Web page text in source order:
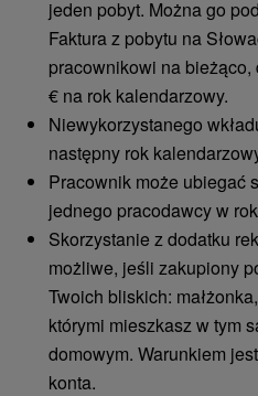
jeden pobyt. Można go
Faktura z pobytu na
pracownikowi na
€ na rok kalendarzowy.
Niewykorzystanego
następny rok
Pracownik może ubiegać
jednego pracodawcy w
Skorzystanie z dodatku
możliwe, jeśli zakupiony
Twoich bliskich:
którymi mieszkasz w tym
domowym. Warunkiem
konta.